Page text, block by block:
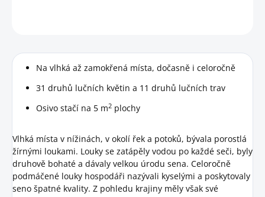
Na vlhká až zamokřená místa, dočasně i celoročně
31 druhů lučních květin a 11 druhů lučních trav
Osivo stačí na 5 m2 plochy
Vlhká místa v nížinách, v okolí řek a potoků, bývala porostlá
žírnými loukami. Louky se zatápěly vodou po každé seči, byly
druhově bohaté a dávaly velkou úrodu sena. Celoročně
podmáčené louky hospodáři nazývali kyselými a poskytovaly
seno špatné kvality. Z pohledu krajiny měly však své